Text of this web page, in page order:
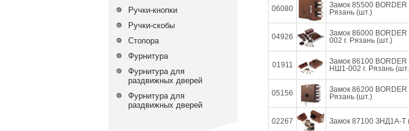
Ручки-кнопки
Ручки-скобы
Стопора
Фурнитура
Фурнитура для
раздвижных дверей
Фурнитура для
раздвижных дверей
06080
Замок 85500
Рязань (шт.)
04926
Замок 86000
002 г. Рязань (шт.)
01911
Замок 86100
НШ1-002 г. Рязань
05156
Замок 86200 BORDER
Рязань (шт.)
02267 Замок 87100 ЗНД1А-Т